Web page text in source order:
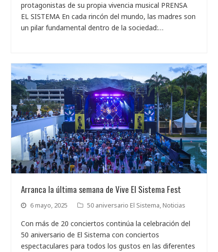
protagonistas de su propia vivencia musical PRENSA
EL SISTEMA En cada rincón del mundo, las madres son
un pilar fundamental dentro de la sociedad:…
Arranca la última semana de Vive El Sistema Fest
6 mayo, 2025 50 aniversario El Sistema,Noticias
Con más de 20 conciertos continúa la celebración del
50 aniversario de El Sistema con conciertos
espectaculares para todos los gustos en las diferentes